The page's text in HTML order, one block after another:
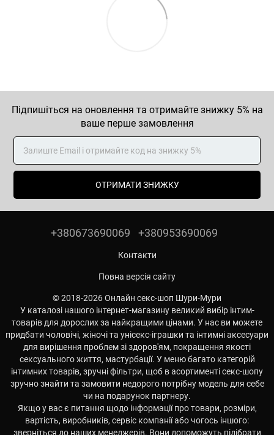
Підпишіться на оновлення та отримайте знижку 5% на
ваше перше замовлення
ОТРИМАТИ ЗНИЖКУ
+380673690069 +380953690069
Контакти
Повна версія сайту
© 2018-2026 Онлайн секс-шоп Шури-Мури
У каталозі нашого інтернет-магазину великий вибір інтим-
товарів для дорослих за найкращими цінами. У нас ви можете
придбати чоловічі, жіночі та унісекс-іграшки та інтимні аксесуари
для вирішення проблем зі здоров'ям, покращення якості
сексуального життя, мастурбації. У меню багато категорій
інтимних товарів, зручні фільтри, щоб в асортименті секс-шопу
зручно знайти та замовити недорого потрібну модель для себе
чи на подарунок партнеру.
Якщо у вас є питання щодо інформації про товари, розміри,
вартість, виробників, сервіс компанії або чогось іншого:
зверніться до наших менеджерів. Вони допоможуть підібрати